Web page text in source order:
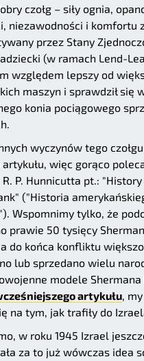
czołg – siły ognia,
niezawodności i komfortu
przez Stany
(w ramach Lend-
względem lepszy od
maszyn i sprawdził się
konia pociągowego
wyczynów tego
więc gorąco
P. Hunnicutta pt.:
("Historia
Wspomnimy tylko, że
prawie 50 tysięcy
do końca konfliktu
lub sprzedano wielu
modele Shermana
artykułu,
na tym, jak trafiły do
w roku 1945 Izrael
za to już wówczas idea